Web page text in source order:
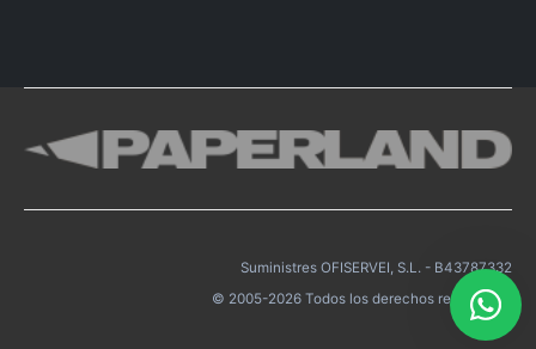
Suministres OFISERVEI, S.L. - B43787332
© 2005-2026 Todos los derechos reservados